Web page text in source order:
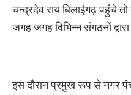
चन्द्रदेव राय बिलाईगढ़ पहुंचे
जगह जगह विभिन्न संगठनों
इस दौरान प्रमुख रूप से नगर